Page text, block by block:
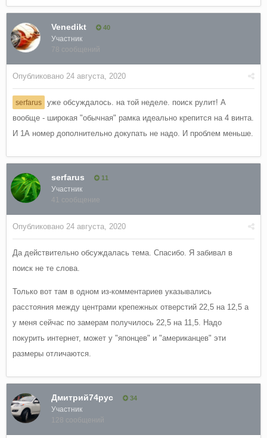
Venedikt 40
Участник
78 сообщений
Опубликовано 24 августа, 2020
serfarus
уже обсуждалось. на той неделе. поиск рулит! А
вообще - широкая "обычная" рамка идеально крепится на 4 винта.
И 1А номер дополнительно докупать не надо. И проблем меньше.
serfarus 11
Участник
41 сообщение
Опубликовано 24 августа, 2020
Да действительно обсуждалась тема. Спасибо. Я забивал в
поиск не те слова.
Только вот там в одном из-комментариев указывались
расстояния между центрами крепежных отверстий 22,5 на 12,5 а
у меня сейчас по замерам получилось 22,5 на 11,5. Надо
покурить интернет, может у "японцев" и "американцев" эти
размеры отличаются.
Дмитрий74рус 34
Участник
128 сообщений